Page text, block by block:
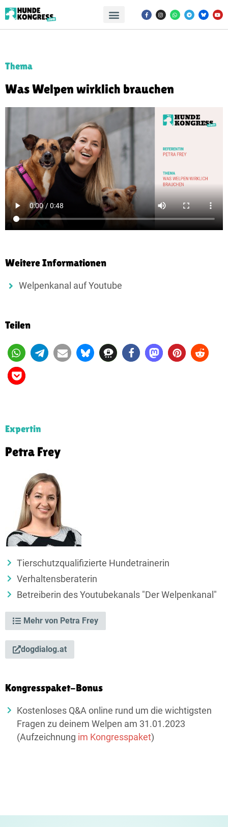
Thema
Was Welpen wirklich brauchen
Weitere Informationen
Welpenkanal auf Youtube
Teilen
Expertin
Petra Frey
Tierschutzqualifizierte Hundetrainerin
Verhaltensberaterin
Betreiberin des Youtubekanals "Der Welpenkanal"
Mehr von Petra Frey
dogdialog.at
Kongresspaket-Bonus
Kostenloses Q&A online rund um die wichtigsten
Fragen zu deinem Welpen am 31.01.2023
(Aufzeichnung im Kongress­paket)